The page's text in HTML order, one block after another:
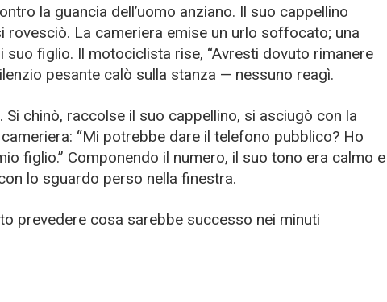
la guancia dell’uomo anziano. Il suo cappellino
rovesciò. La cameriera emise un urlo soffocato; una
figlio. Il motociclista rise, “Avresti dovuto rimanere
pesante calò sulla stanza — nessuno reagì.
Si chinò, raccolse il suo cappellino, si asciugò con la
“Mi potrebbe dare il telefono pubblico? Ho
figlio.” Componendo il numero, il suo tono era calmo e
lo sguardo perso nella finestra.
prevedere cosa sarebbe successo nei minuti